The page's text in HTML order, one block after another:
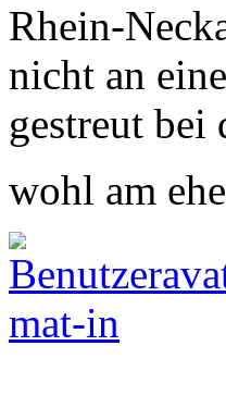
Rhein-
nicht an
gestreut bei
wohl am
mat-in